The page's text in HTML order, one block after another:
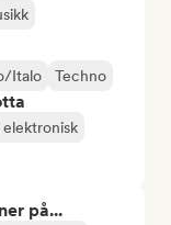
Italo Techno
elektronisk
på...